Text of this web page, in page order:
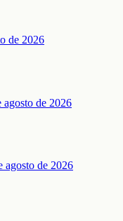
de 2026
agosto de 2026
agosto de 2026